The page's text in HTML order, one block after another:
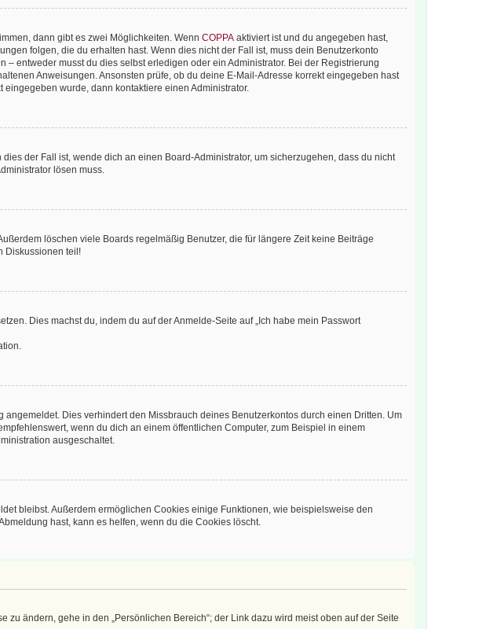
dann gibt es zwei Möglichkeiten. Wenn COPPA aktiviert ist und du angegeben hast,
folgen, die du erhalten hast. Wenn dies nicht der Fall ist, muss dein Benutzerkonto
entweder musst du dies selbst erledigen oder ein Administrator. Bei der Registrierung
Anweisungen. Ansonsten prüfe, ob du deine E-Mail-Adresse korrekt eingegeben hast
wurde, dann kontaktiere einen Administrator.
der Fall ist, wende dich an einen Board-Administrator, um sicherzugehen, dass du nicht
lösen muss.
löschen viele Boards regelmäßig Benutzer, die für längere Zeit keine Beiträge
Diskussionen teil!
Dies machst du, indem du auf der Anmelde-Seite auf „Ich habe mein Passwort
Dies verhindert den Missbrauch deines Benutzerkontos durch einen Dritten. Um
wenn du dich an einem öffentlichen Computer, zum Beispiel in einem
ausgeschaltet.
bleibst. Außerdem ermöglichen Cookies einige Funktionen, wie beispielsweise den
hast, kann es helfen, wenn du die Cookies löscht.
ändern, gehe in den „Persönlichen Bereich“; der Link dazu wird meist oben auf der Seite